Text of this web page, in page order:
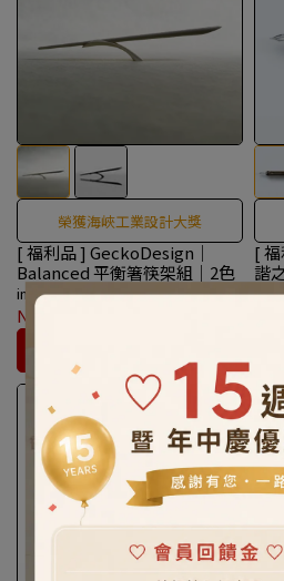
榮獲海峽工業設計大獎
[ 福利品 ] GeckoDesign｜
Balanced 平衡箸筷架組｜2色
invalid
NT$210
[
諧
50％ OFF